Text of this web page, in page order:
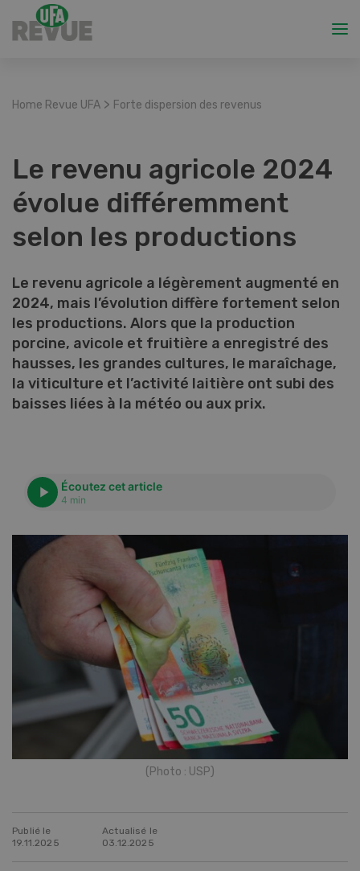
Home Revue UFA > Forte dispersion des revenus
Le revenu agricole 2024
évolue différemment
selon les productions
Le revenu agricole a légèrement augmenté en
2024, mais l’évolution diffère fortement selon
les productions. Alors que la production
porcine, avicole et fruitière a enregistré des
hausses, les grandes cultures, le maraîchage,
la viticulture et l’activité laitière ont subi des
baisses liées à la météo ou aux prix.
Écoutez cet article
4 min
(Photo : USP)
Publié le
19.11.2025
Actualisé le
03.12.2025